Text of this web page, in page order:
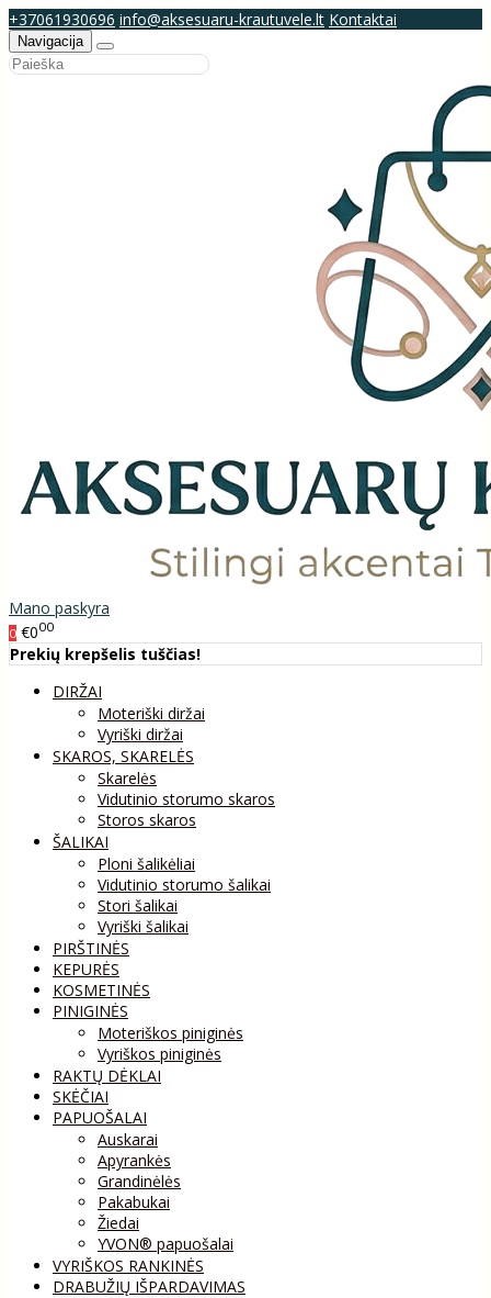
+37061930696 info@aksesuaru-krautuvele.lt Kontaktai
Navigacija
Mano paskyra
0 €000
Prekių krepšelis tuščias!
DIRŽAI
Moteriški diržai
Vyriški diržai
SKAROS, SKARELĖS
Skarelės
Vidutinio storumo skaros
Storos skaros
ŠALIKAI
Ploni šalikėliai
Vidutinio storumo šalikai
Stori šalikai
Vyriški šalikai
PIRŠTINĖS
KEPURĖS
KOSMETINĖS
PINIGINĖS
Moteriškos piniginės
Vyriškos piniginės
RAKTŲ DĖKLAI
SKĖČIAI
PAPUOŠALAI
Auskarai
Apyrankės
Grandinėlės
Pakabukai
Žiedai
YVON® papuošalai
VYRIŠKOS RANKINĖS
DRABUŽIŲ IŠPARDAVIMAS